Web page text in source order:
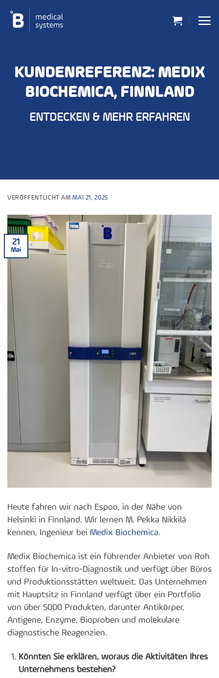
Inhalt
springen
KUNDENREFERENZ: MEDIX
BIOCHEMICA, FINNLAND
ENTDECKEN & MEHR ERFAHREN
VERÖFFENTLICHT AMMAI 21, 2025
21
Mai
Heute fahren wir nach Espoo, in der Nähe von
Helsinki in Finnland. Wir lernen M. Pekka Nikkilä
kennen, Ingenieur bei Medix Biochemica.
Medix Biochemica ist ein führender Anbieter von Roh
stoffen für In-vitro-Diagnostik und verfügt über Büros
und Produktionsstätten weltweit. Das Unternehmen
mit Hauptsitz in Finnland verfügt über ein Portfolio
von über 5000 Produkten, darunter Antikörper,
Antigene, Enzyme, Bioproben und molekulare
diagnostische Reagenzien.
Könnten Sie erklären, woraus die Aktivitäten Ihres
Unternehmens bestehen?